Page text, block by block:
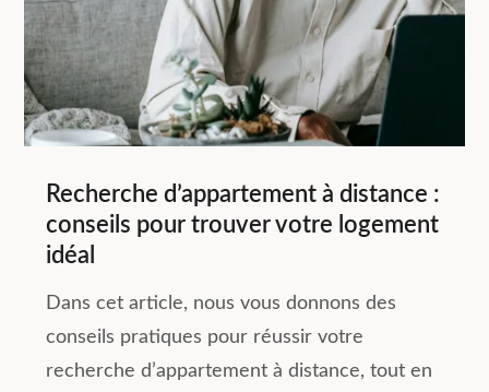
Recherche d’appartement à distance :
conseils pour trouver votre logement
idéal
Dans cet article, nous vous donnons des
conseils pratiques pour réussir votre
recherche d’appartement à distance, tout en